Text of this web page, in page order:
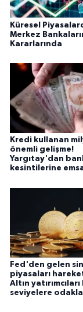
Küresel
Merkez
Kararlarında
Kredi kullanan
önemli gelişme!
Yargıtay'dan
kesintilerine
Fed'den gelen
piyasaları
Altın yatırımcıları
seviyelere